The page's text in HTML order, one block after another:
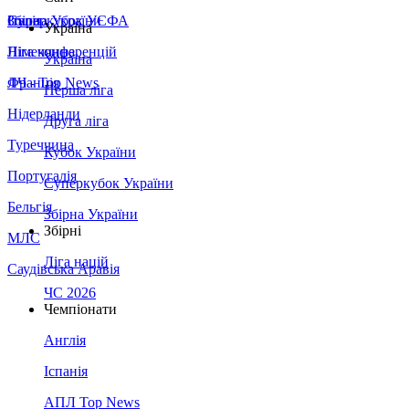
Збірна України
Італія
Німеччина
Франція
Нідерланди
Туреччина
Португалія
Бельгія
МЛС
Саудівська Аравія
Суперкубок УЄФА
Ліга конференцій
ЛЧ - Top News
Україна
Україна
Перша ліга
Друга ліга
Кубок України
Суперкубок України
Збірна України
Збірні
Ліга націй
ЧС 2026
Чемпіонати
Англія
Іспанія
АПЛ Top News